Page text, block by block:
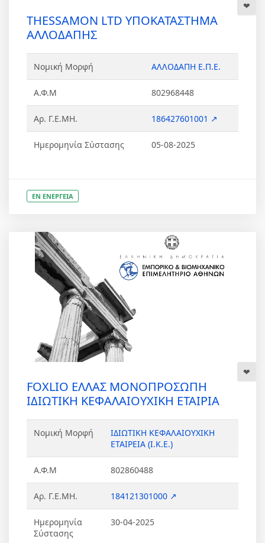
THESSAMON LTD ΥΠΟΚΑΤΑΣΤΗΜΑ
ΑΛΛΟΔΑΠΗΣ
Νομική Μορφή ΑΛΛΟΔΑΠΗ Ε.Π.Ε.
Α.Φ.Μ 802968448
Αρ. Γ.Ε.ΜΗ. 186427601001 ↗
Ημερομηνία Σύστασης 05-08-2025
ΕΝ ΕΝΕΡΓΕΙΑ
FOXLIO ΕΛΛΑΣ ΜΟΝΟΠΡΟΣΩΠΗ
ΙΔΙΩΤΙΚΗ ΚΕΦΑΛΑΙΟΥΧΙΚΗ ΕΤΑΙΡΙΑ
Νομική Μορφή
ΙΔΙΩΤΙΚΗ ΚΕΦΑΛΑΙΟΥΧΙΚΗ
ΕΤΑΙΡΕΙΑ (Ι.Κ.Ε.)
Α.Φ.Μ 802860488
Αρ. Γ.Ε.ΜΗ. 184121301000 ↗
Ημερομηνία
Σύστασης
30-04-2025